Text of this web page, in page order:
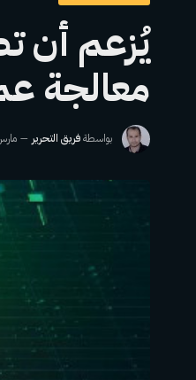
معالجة
بواسطةفريق التحرير مارس 17,